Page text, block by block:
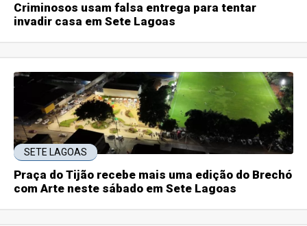
Criminosos usam falsa entrega para tentar
invadir casa em Sete Lagoas
SETE LAGOAS
Praça do Tijão recebe mais uma edição do Brechó
com Arte neste sábado em Sete Lagoas